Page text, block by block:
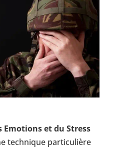
Emotions et du Stress
technique particulière